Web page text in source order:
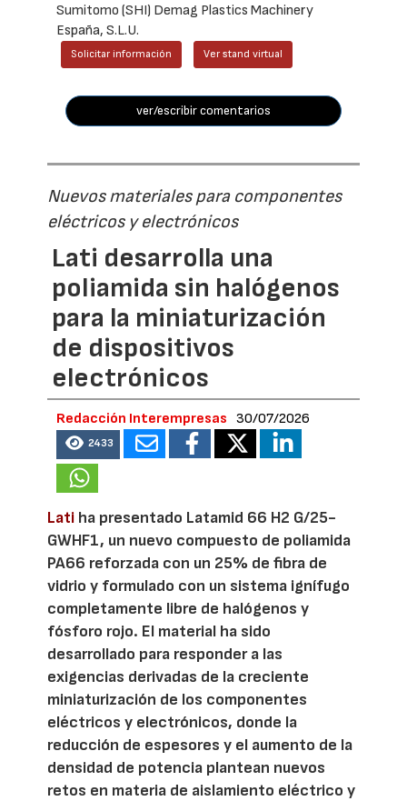
Sumitomo (SHI) Demag Plastics Machinery
España, S.L.U.
Solicitar información Ver stand virtual
ver/escribir comentarios
Nuevos materiales para componentes
eléctricos y electrónicos
Lati desarrolla una
poliamida sin halógenos
para la miniaturización
de dispositivos
electrónicos
Redacción Interempresas 30/07/2026
2433
Lati ha presentado Latamid 66 H2 G/25-
GWHF1, un nuevo compuesto de poliamida
PA66 reforzada con un 25% de fibra de
vidrio y formulado con un sistema ignífugo
completamente libre de halógenos y
fósforo rojo. El material ha sido
desarrollado para responder a las
exigencias derivadas de la creciente
miniaturización de los componentes
eléctricos y electrónicos, donde la
reducción de espesores y el aumento de la
densidad de potencia plantean nuevos
retos en materia de aislamiento eléctrico y